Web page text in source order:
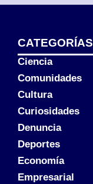
CATEGORÍAS
Ciencia
Comunidades
Cultura
Curiosidades
Denuncia
Deportes
Economía
Empresarial